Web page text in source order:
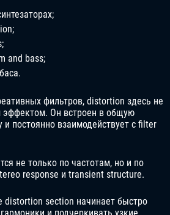
and bass;
фильтров, distortion здесь не
Он встроен в общую
и постоянно взаимодействует с filter
не только по частотам, но и по
response и transient structure.
distortion section начинает быстро